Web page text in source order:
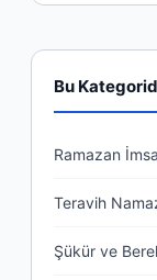
Bu
Ramazan
Teravih
Şükür ve